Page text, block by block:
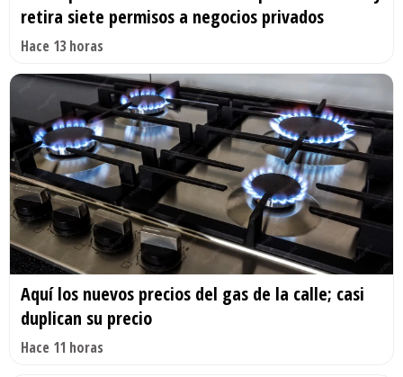
retira siete permisos a negocios privados
Hace 13 horas
Aquí los nuevos precios del gas de la calle; casi
duplican su precio
Hace 11 horas